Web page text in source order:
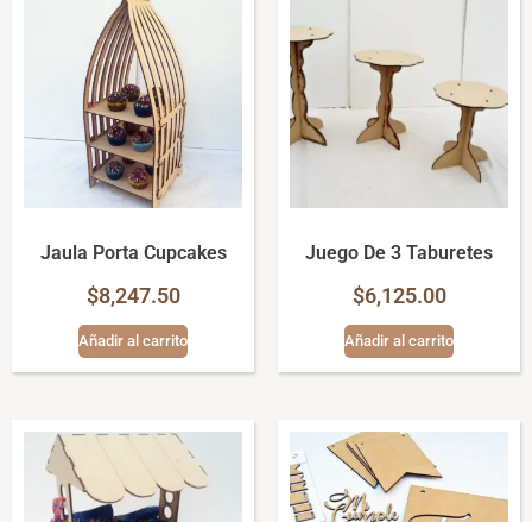
Jaula Porta Cupcakes
$8,247.50
Añadir al carrito
Juego De 3 Taburetes
$6,125.00
Añadir al carrito